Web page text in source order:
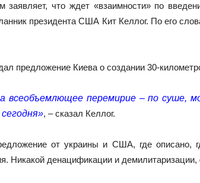
заявляет, что ждет «взаимности» по
президента США Кит Келлог. По его
предложение Киева о создании 30-
всеобъемлющее перемирие – по суше,
, – сказал Келлог.
от украины и США, где описано,
Никакой денацификации и